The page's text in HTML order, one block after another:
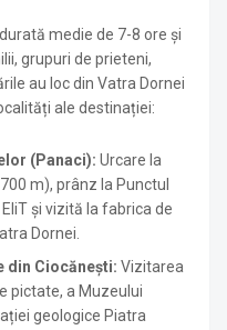
medie de 7-8 ore și
grupuri de prieteni,
au loc din Vatra Dornei
ale destinației:
(Panaci): Urcare la
m), prânz la Punctul
și vizită la fabrica de
Dornei
din Ciocănești: Vizitarea
pictate, a Muzeului
geologice Piatra